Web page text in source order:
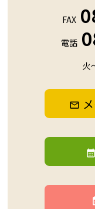
FAX
電話
火